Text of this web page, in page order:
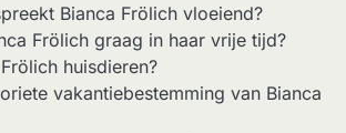
Bianca Frölich vloeiend?
Frölich graag in haar vrije tijd?
huisdieren?
vakantiebestemming van Bianca